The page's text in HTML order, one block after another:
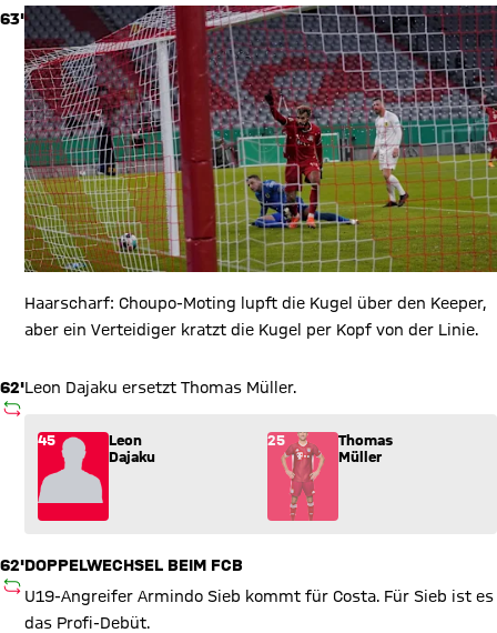
63'
Haarscharf: Choupo-Moting lupft die Kugel über den Keeper,
aber ein Verteidiger kratzt die Kugel per Kopf von der Linie.
62'
AUSWECHSLUNG
Leon Dajaku ersetzt Thomas Müller.
Wechsel: Leon Dajaku (45) kommt für Thomas Müller (25)
45
Leon
Dajaku
25
Thomas
Müller
62'
AUSWECHSLUNG
DOPPELWECHSEL BEIM FCB
U19-Angreifer Armindo Sieb kommt für Costa. Für Sieb ist es
das Profi-Debüt.